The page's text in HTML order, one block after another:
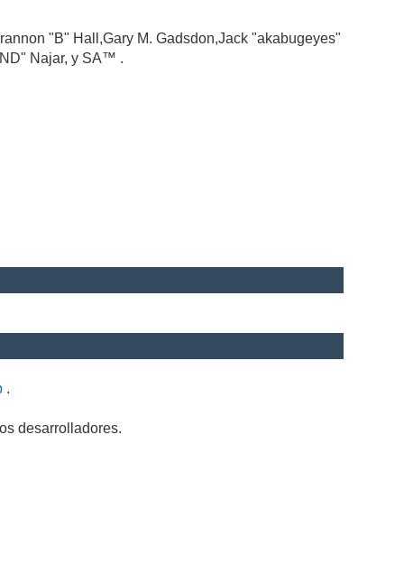
"B" Hall,Gary M. Gadsdon,Jack "akabugeyes"
Najar, y SA™ .
.
desarrolladores.